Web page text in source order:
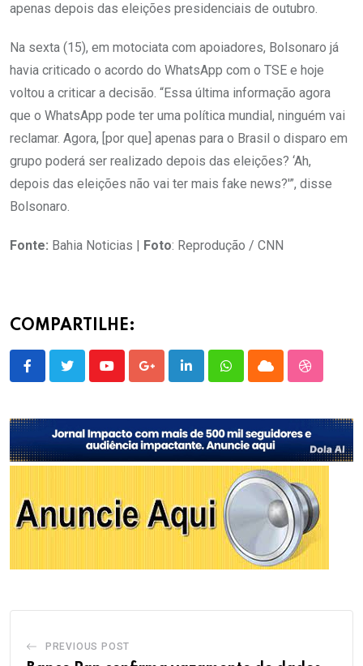
apenas depois das eleições presidenciais de outubro.
Na sexta (15), em motociata com apoiadores, Bolsonaro já
havia criticado o acordo do WhatsApp com o TSE e hoje
voltou a criticar a decisão. “Essa última informação agora
que o WhatsApp pode ter uma política mundial, ninguém vai
reclamar. Agora, [por que] apenas para o Brasil o disparo em
grupo poderá ser realizado depois das eleições? ‘Ah,
depois das eleições não vai ter mais fake news?'”, disse
Bolsonaro.
Fonte: Bahia Noticias | Foto: Reprodução / CNN
COMPARTILHE:
YoutubeGoogle+LinkedInWhatsappCloud
PREVIOUS POST